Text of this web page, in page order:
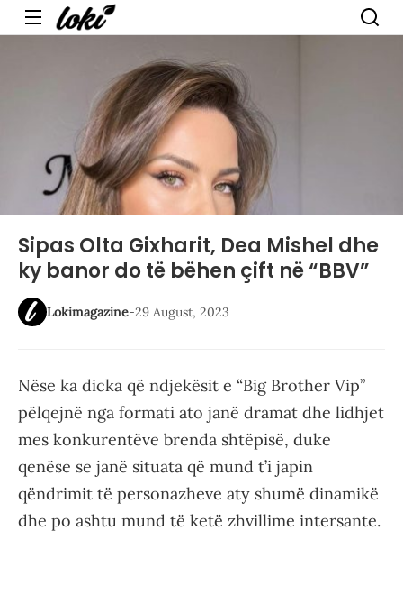
Menu
Sipas Olta Gixharit, Dea Mishel dhe
ky banor do të bëhen çift në “BBV”
Lokimagazine-29 August, 2023
Nëse ka dicka që ndjekësit e “Big Brother Vip”
pëlqejnë nga formati ato janë dramat dhe lidhjet
mes konkurentëve brenda shtëpisë, duke
qenëse se janë situata që mund t’i japin
qëndrimit të personazheve aty shumë dinamikë
dhe po ashtu mund të ketë zhvillime intersante.